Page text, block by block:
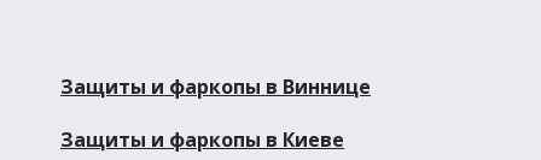
Защиты и фаркопы в Виннице
Защиты и фаркопы в Киеве